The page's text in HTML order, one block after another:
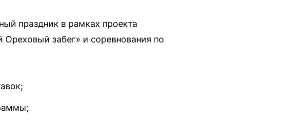
праздник в рамках проекта
забег» и соревнования по